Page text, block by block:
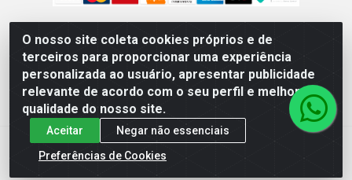
O nosso site coleta cookies próprios e de
terceiros para proporcionar uma experiência
personalizada ao usuário, apresentar publicidade
relevante de acordo com o seu perfil e melhorar a
qualidade do nosso site.
Aceitar
Negar não essenciais
Preferências de Cookies
Machado Carnes Distribuidora de Alimentos LTDA -
Logradouro: Avenida Candido Aleixo, 148 - Centro - Oeiras/PI
- CEP 64.500-000 - 31.391.008/0001-50